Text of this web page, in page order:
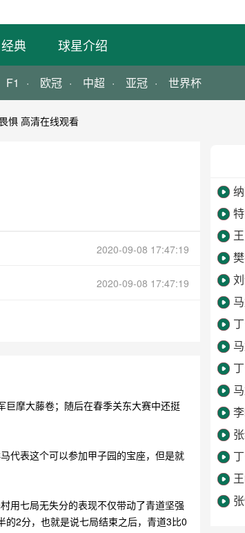
经典 球星介绍
F1 欧冠 中超 亚冠 世界杯
惧 高清在线观看
2020-09-08 17:47:19
2020-09-08 17:47:19
巨摩大藤卷；随后在春季关东大赛中还挺
代表这个可以参加甲子园的宝座，但是就
用七局无失分的表现不仅带动了青道坚强
2分，也就是说七局结束之后，青道3比0